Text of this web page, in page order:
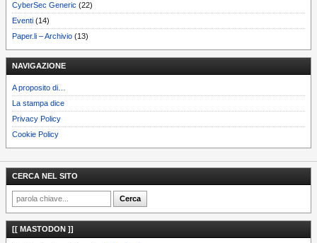
CyberSec Generic (22)
Eventi (14)
Paper.li – Archivio (13)
NAVIGAZIONE
A proposito di…
La stampa dice
Privacy Policy
Cookie Policy
CERCA NEL SITO
[[ MASTODON ]]